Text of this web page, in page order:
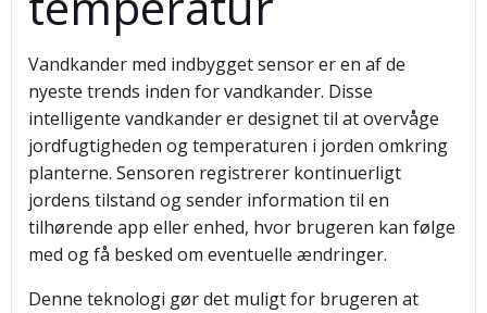
Vandkander med indbygget sensor er en af de
nyeste trends inden for vandkander. Disse
intelligente vandkander er designet til at overvåge
jordfugtigheden og temperaturen i jorden omkring
planterne. Sensoren registrerer kontinuerligt
jordens tilstand og sender information til en
tilhørende app eller enhed, hvor brugeren kan følge
med og få besked om eventuelle ændringer.
Denne teknologi gør det muligt for brugeren at